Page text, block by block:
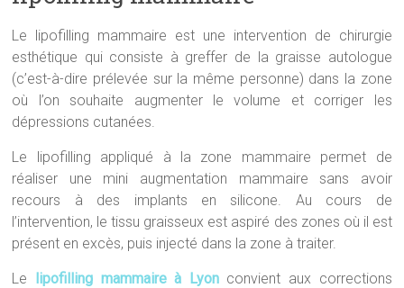
Le lipofilling mammaire est une intervention de chirurgie
esthétique qui consiste à greffer de la graisse autologue
(c’est-à-dire prélevée sur la même personne) dans la zone
où l’on souhaite augmenter le volume et corriger les
dépressions cutanées.
Le lipofilling appliqué à la zone mammaire permet de
réaliser une mini augmentation mammaire sans avoir
recours à des implants en silicone. Au cours de
l’intervention, le tissu graisseux est aspiré des zones où il est
présent en excès, puis injecté dans la zone à traiter.
Le lipofilling mammaire à Lyonconvient aux corrections